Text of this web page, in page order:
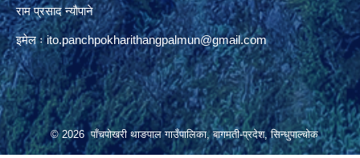
राम प्रसाद न्याैपाने
इमेल ःito.panchpokharithangpalmun@gmail.com
© 2026 पाँचपोखरी थाङपाल गाउँपालिका, बागमती-प्रदेश, सिन्धुपाल्चोक